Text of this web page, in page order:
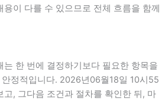
이 다를 수 있으므로 전체 흐름을 함께
한 번에 결정하기보다 필요한 항목을
정적입니다. 2026년06월18일 10시55
고, 그다음 조건과 절차를 확인한 뒤, 마